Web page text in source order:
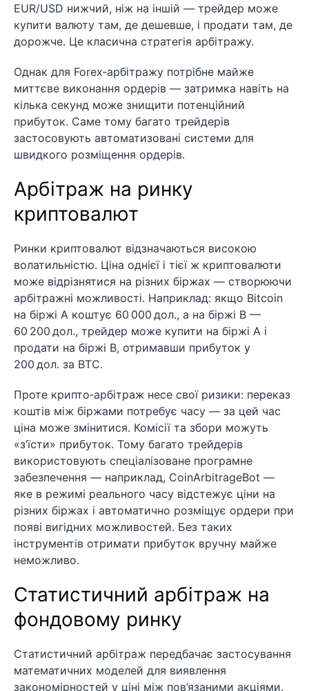
EUR/USD нижчий, ніж на іншій — трейдер може
купити валюту там, де дешевше, і продати там, де
дорожче. Це класична стратегія арбітражу.
Однак для Forex‑арбітражу потрібне майже
миттєве виконання ордерів — затримка навіть на
кілька секунд може знищити потенційний
прибуток. Саме тому багато трейдерів
застосовують автоматизовані системи для
швидкого розміщення ордерів.
Арбітраж на ринку
криптовалют
Ринки криптовалют відзначаються високою
волатильністю. Ціна однієї і тієї ж криптовалюти
може відрізнятися на різних біржах — створюючи
арбітражні можливості. Наприклад: якщо Bitcoin
на біржі A коштує 60 000 дол., а на біржі B —
60 200 дол., трейдер може купити на біржі A і
продати на біржі B, отримавши прибуток у
200 дол. за BTC.
Проте крипто‑арбітраж несе свої ризики: переказ
коштів між біржами потребує часу — за цей час
ціна може змінитися. Комісії та збори можуть
«з’їсти» прибуток. Тому багато трейдерів
використовують спеціалізоване програмне
забезпечення — наприклад, CoinArbitrageBot —
яке в режимі реального часу відстежує ціни на
різних біржах і автоматично розміщує ордери при
появі вигідних можливостей. Без таких
інструментів отримати прибуток вручну майже
неможливо.
Статистичний арбітраж на
фондовому ринку
Статистичний арбітраж передбачає застосування
математичних моделей для виявлення
закономірностей у ціні між пов’язаними акціями.